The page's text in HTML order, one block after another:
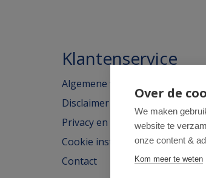
Klantenservice
Algemene voorwaarden
Disclaimer
Privacy en cookieverklaring
Cookie instellingen
Contact
Over de
We maken
website te
onze content &
Kom meer te weten